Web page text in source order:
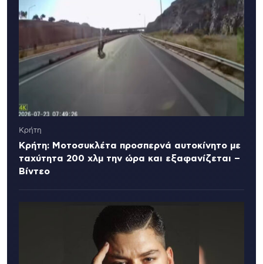
Κρήτη
Κρήτη: Μοτοσυκλέτα προσπερνά αυτοκίνητο με
ταχύτητα 200 χλμ την ώρα και εξαφανίζεται –
Βίντεο